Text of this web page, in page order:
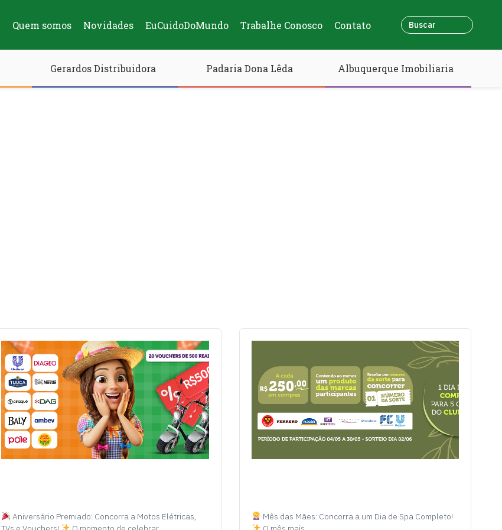
Quem somos Novidades EuCuidoDoMundo Trabalhe Conosco Contato
Gerardos Distribuidora Padaria Dona Lêda Albuquerque Imobiliaria
Aniversário Premiado: Concorra a Motos Elétricas,
Mês das Mães: Concorra a um Dia de Spa Completo!